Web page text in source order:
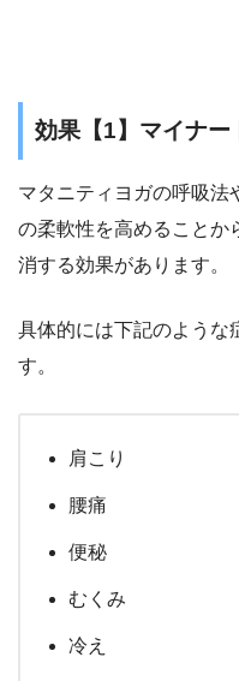
効果【1】マイナー
マタニティヨガの呼吸法
の柔軟性を高めることか
消する効果があります。
具体的には下記のような
す。
肩こり
腰痛
便秘
むくみ
冷え